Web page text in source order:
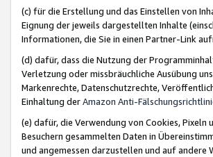
(c) für die Erstellung und das Einstellen von
Eignung der jeweils dargestellten Inhalte
Informationen, die Sie in einen Partner-Link
(d) dafür, dass die Nutzung der
Verletzung oder missbräuchliche Ausübung
Markenrechte, Datenschutzrechte,
Einhaltung derAmazon Anti-
(e) dafür, die Verwendung von Cookies, Pixeln
Besuchern gesammelten Daten in
und angemessen darzustellen und auf